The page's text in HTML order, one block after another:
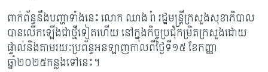
ពាក់ព័ន្ធនឹងបញ្ហាទាំងនេះ លោក ឈាង រ៉ា រដ្ឋមន្រ្តីក្រសួងសុខាភិបាល
បាន​លើកឡើងជាថ្មី​ទៀតហើយ នៅក្នុងកិច្ចប្រជុំកម្រិតក្រសួងដោយ
ផ្ទាល់និងតាមរយៈប្រព័ន្ធអនឡាញកាលពីថ្ងៃទី​១៥ ខែកញ្ញា
ឆ្នាំ២០២៥កន្លងទៅនេះ។​